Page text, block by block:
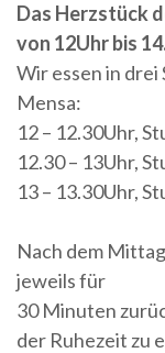
Das Herzstück
von 12Uhr bis
Wir essen in
Mensa:
12 – 12.30Uhr,
12.30 – 13Uhr,
13 – 13.30Uhr,
Nach dem
jeweils für
30 Minuten
der Ruhezeit zu